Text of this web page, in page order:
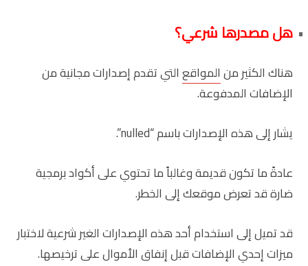
هل مصدرها شرعي؟
هناك الكثير منالمواقعالتي تقدم إصدارات مجانية من
الإضافات المدفوعة.
يشار إلى هذه الإصدارات باسم “nulled”.
عادةً ما تكون قديمة وغالباً ما تحتوي على أكواد برمجية
ضارة قد تعرض موقعك إلى الخطر.
قد تميل إلى استخدام أحد هذه الإصدارات الغير شرعية لاختبار
ميزات إحدي الإضافات قبل إنفاق الأموال على ترخيصها.